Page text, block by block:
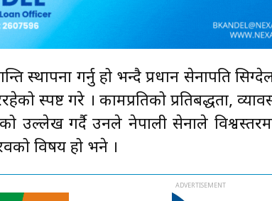
स्थापना गर्नु हो भन्दै प्रधान सेनापति
स्पष्ट गरे । कामप्रतिको प्रतिबद्धता,
उल्लेख गर्दै उनले नेपाली सेनाले
विषय हो भने ।